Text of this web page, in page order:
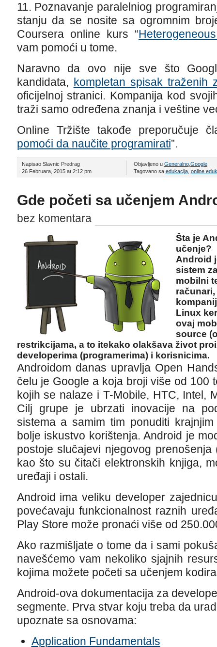
11. Poznavanje paralelniog
stanju da se nosite sa ogromnim
Coursera online kurs “
vam pomoći u tome.
Naravno da ovo nije sve što
kandidata, kompletan spisak traženih
oficijelnoj stranici. Kompanija kod
traži samo određena znanja i veštine
Online Tržište takođe preporučuje
pomoći da naučite programirati”.
Napisao Slavnic Predrag
26 Februara, 2015 at 2:12 pm
Objavljeno u Generalno, Google
Tagovano sa edukacija, online
Gde početi sa učenjem
bez komentara
Šta je
učenje?
Android
sistem
mobilni
Linux
ovaj
source
restrikcijama, a to itekako olakšava život
developerima (programerima) i korisnicima.
Androidom danas upravlja Open
čelu je Google a koja broji više od 100
kojih se nalaze i T-Mobile, HTC, Intel,
Cilj grupe je ubrzati inovacije na
sistema a samim tim ponuditi
bolje iskustvo korištenja. Android je
postoje slučajevi njegovog
kao što su čitači elektronskih knjiga,
uređaji i ostali.
Android ima veliku developer
povećavaju funkcionalnost raznih
Play Store može pronaći više od
Ako razmišljate o tome da i sami
navešćemo vam nekoliko sjajnih
kojima možete početi sa učenjem
Android-ova dokumentacija za
segmente. Prva stvar koju treba da
upoznate sa osnovama:
Application Fundamentals